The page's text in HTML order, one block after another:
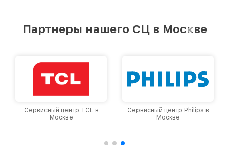
Партнеры нашего СЦ в Москве
Сервисный центр TCL в
Москве
Сервисный центр Philips в
Москве